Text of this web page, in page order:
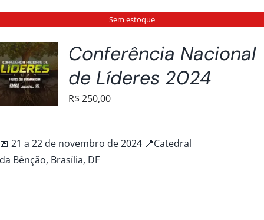
Sem estoque
Conferência Nacional
de Líderes 2024
R$250,00
📅 21 a 22 de novembro de 2024 📍Catedral
da Bênção, Brasília, DF